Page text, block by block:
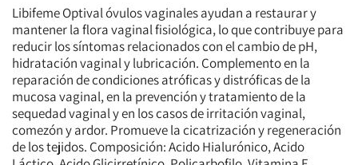
Libifeme Optival óvulos vaginales ayudan a restaurar y
mantener la flora vaginal fisiológica, lo que contribuye para
reducir los síntomas relacionados con el cambio de pH,
hidratación vaginal y lubricación. Complemento en la
reparación de condiciones atróficas y distróficas de la
mucosa vaginal, en la prevención y tratamiento de la
sequedad vaginal y en los casos de irritación vaginal,
comezón y ardor. Promueve la cicatrización y regeneración
de los tejidos. Composición: Acido Hialurónico, Acido